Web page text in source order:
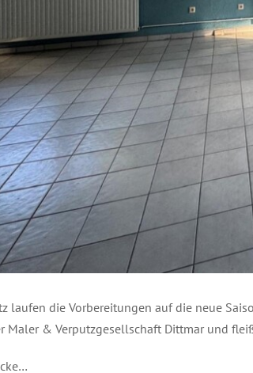
laufen die Vorbereitungen auf die neue
Maler & Verputzgesellschaft Dittmar und